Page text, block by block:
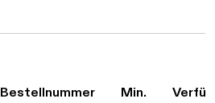
Bestellnummer Min.